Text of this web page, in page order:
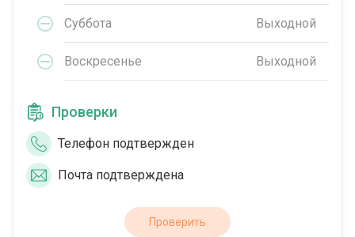
Суббота Выходной
Воскресенье Выходной
Проверки
Телефон подтвержден
Почта подтверждена
Проверить